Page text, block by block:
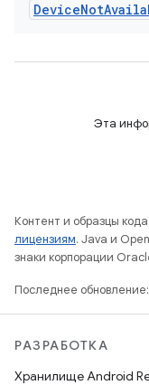
DeviceNot
Эта
Контент и образцы
лицензиям. Java и
знаки корпорации
Последнее
РАЗРАБОТКА
Хранилище Android